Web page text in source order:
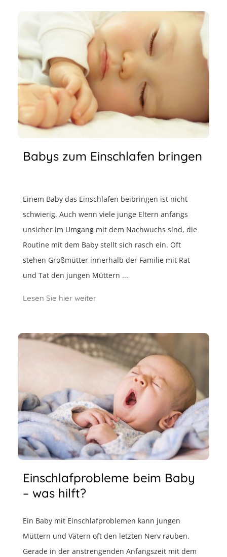
Babys zum Einschlafen bringen
Einem Baby das Einschlafen beibringen ist nicht
schwierig. Auch wenn viele junge Eltern anfangs
unsicher im Umgang mit dem Nachwuchs sind, die
Routine mit dem Baby stellt sich rasch ein. Oft
stehen Großmütter innerhalb der Familie mit Rat
und Tat den jungen Müttern ...
Lesen Sie hier weiter
Einschlafprobleme beim Baby
– was hilft?
Ein Baby mit Einschlafproblemen kann jungen
Müttern und Vätern oft den letzten Nerv rauben.
Gerade in der anstrengenden Anfangszeit mit dem